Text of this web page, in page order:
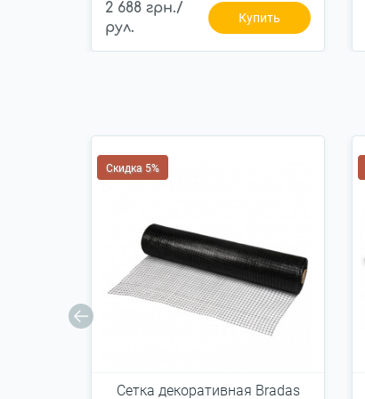
2 688 грн./
рул.
Купить
Скидка 5%
Сетка декоративная Bradas